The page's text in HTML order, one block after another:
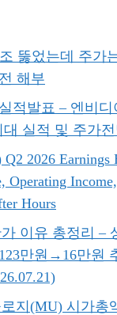
뚫었는데 주가
해부
적발표 – 엔비디
실적 및 주가전
2026 Earnings
Operating
Hours
이유 총정리 –
만원→16만원
지(MU) 시가총